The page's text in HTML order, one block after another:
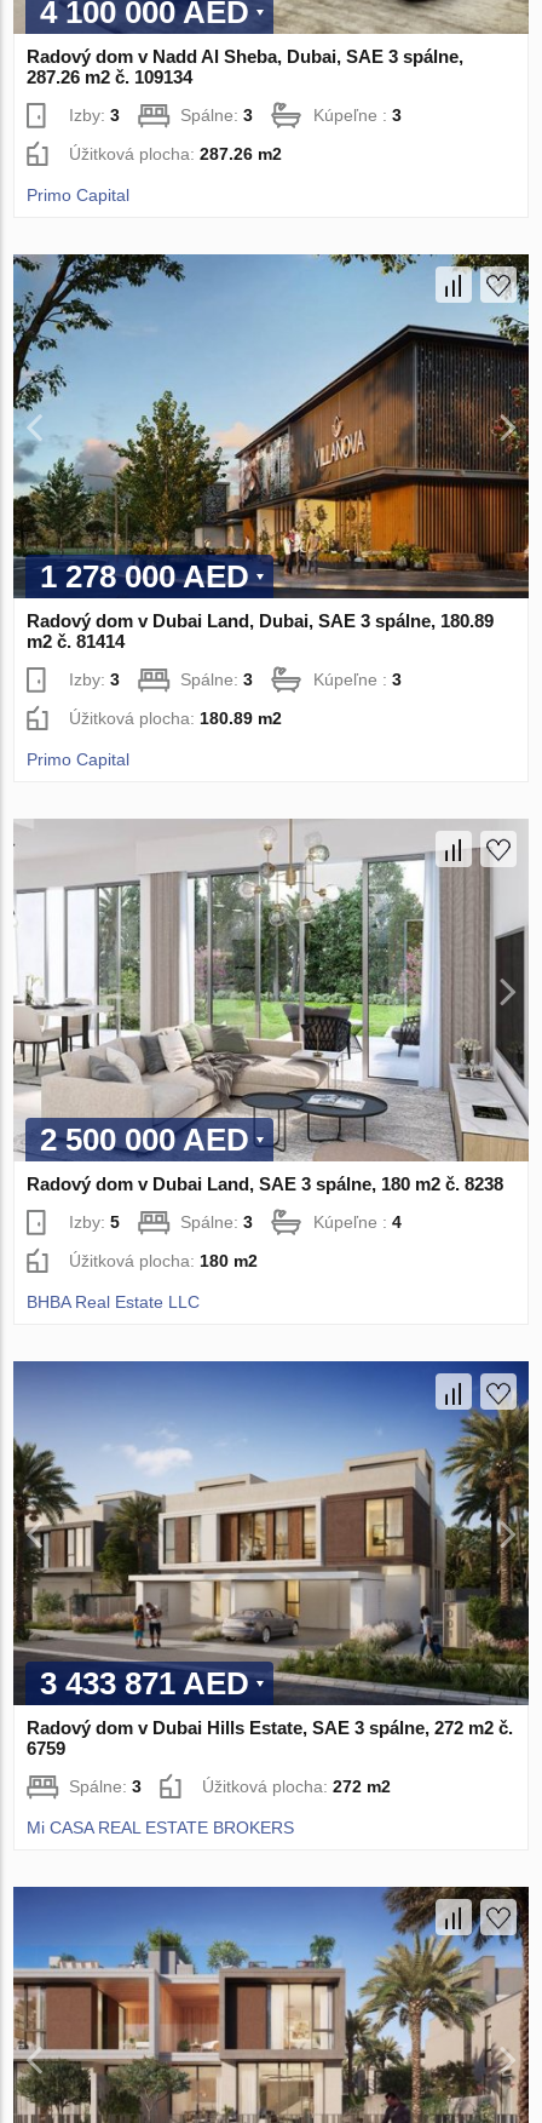
4 100 000 AED
Radový dom v Nadd Al Sheba, Dubai, SAE 3 spálne,
287.26 m2 č. 109134
Izby:3 Spálne:3 Kúpeľne :3
Úžitková plocha:287.26 m2
Primo Capital
1 278 000 AED
Radový dom v Dubai Land, Dubai, SAE 3 spálne, 180.89
m2 č. 81414
Izby:3 Spálne:3 Kúpeľne :3
Úžitková plocha: 180.89 m2
Primo Capital
2 500 000 AED
Radový dom v Dubai Land, SAE 3 spálne, 180 m2 č. 8238
Izby:5 Spálne:3 Kúpeľne :4
Úžitková plocha:180 m2
BHBA Real Estate LLC
3 433 871 AED
Radový dom v Dubai Hills Estate, SAE 3 spálne, 272 m2 č.
6759
Spálne:3 Úžitková plocha:272 m2
Mi CASA REAL ESTATE BROKERS